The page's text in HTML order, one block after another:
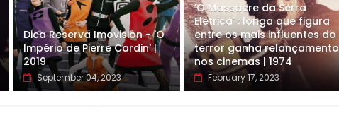
Dica Reserva Imovision - 'O
Império de Pierre Cardin' |
2019
September 04, 2023
'O Massacre da Serra
Elétrica' : longa que figura
entre os mais influentes do
terror ganha relançamento
nos cinemas | 1974
February 17, 2023